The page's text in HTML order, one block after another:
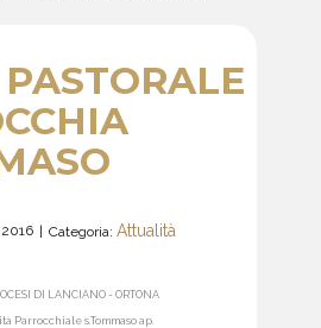
Categoria: Attualità
DI LANCIANO - ORTONA
Parrocchiale s.Tommaso ap.